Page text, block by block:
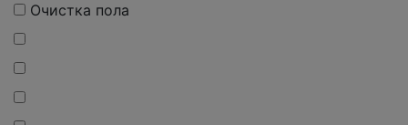
Очистка пола